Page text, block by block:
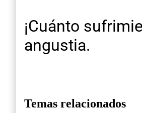
¡Cuánto
angustia.
Temas relacionados